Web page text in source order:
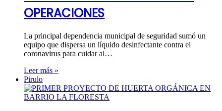
OPERACIONES
La principal dependencia municipal de seguridad sumó un
equipo que dispersa un líquido desinfectante contra el
coronavirus para cuidar al…
Leer más »
Pirulo